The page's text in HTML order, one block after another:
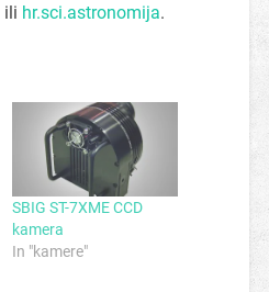
ili hr.sci.astronomija.
SBIG ST-7XME CCD
kamera
In "kamere"